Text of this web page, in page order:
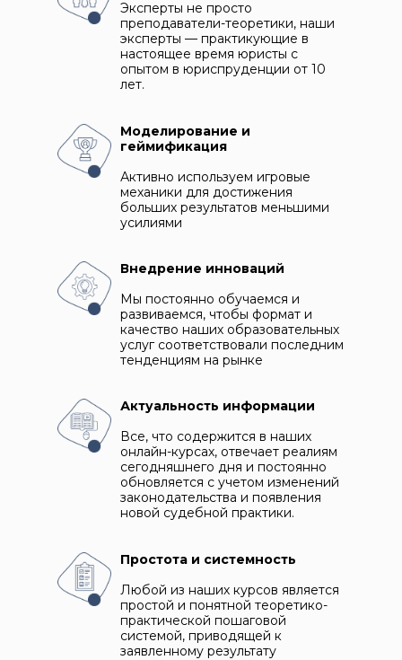
Эксперты не просто
преподаватели-теоретики, наши
эксперты — практикующие в
настоящее время юристы с
опытом в юриспруденции от 10
лет.
Актуальность информации
Все, что содержится в наших
онлайн-курсах, отвечает реалиям
сегодняшнего дня и постоянно
обновляется с учетом изменений
законодательства и появления
новой судебной практики.
Моделирование и
геймификация
Активно используем игровые
механики для достижения
больших результатов меньшими
усилиями
Внедрение инноваций
Мы постоянно обучаемся и
развиваемся, чтобы формат и
качество наших образовательных
услуг соответствовали последним
тенденциям на рынке
Простота и системность
Любой из наших курсов является
простой и понятной теоретико-
практической пошаговой
системой, приводящей к
заявленному результату